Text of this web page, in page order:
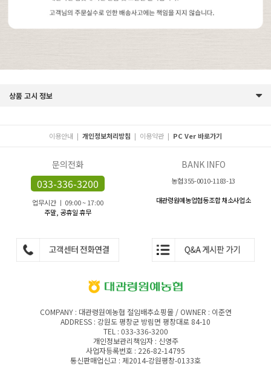
상품 고시 정보
이용안내 | 개인정보처리방침 | 이용약관 | PC Ver 바로가기
문의전화
033-336-3200
업무시간 ㅣ 09:00 ~ 17:00
주말, 공휴일 휴무
BANK INFO
농협 355-0010-1183-13
대관령원예농업협동조합 채소사업소
COMPANY : 대관령원예농협 절임배추쇼핑몰 / OWNER : 이준연
ADDRESS : 강원도 평창군 방림면 평창대로 84-10
TEL : 033-336-3200
개인정보관리책임자 : 신영주
사업자등록번호 : 226-82-14795
통신판매업신고 : 제2014-강원평창-0133호